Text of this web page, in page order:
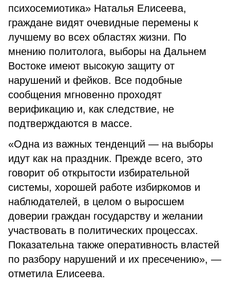
психосемиотика» Наталья Елисеева,
граждане видят очевидные перемены к
лучшему во всех областях жизни. По
мнению политолога, выборы на Дальнем
Востоке имеют высокую защиту от
нарушений и фейков. Все подобные
сообщения мгновенно проходят
верификацию и, как следствие, не
подтверждаются в массе.
«Одна из важных тенденций — на выборы
идут как на праздник. Прежде всего, это
говорит об открытости избирательной
системы, хорошей работе избиркомов и
наблюдателей, в целом о выросшем
доверии граждан государству и желании
участвовать в политических процессах.
Показательна также оперативность властей
по разбору нарушений и их пресечению», —
отметила Елисеева.